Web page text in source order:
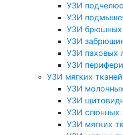
УЗИ
УЗИ
УЗИ брюшных
УЗИ
УЗИ паховых
УЗИ
УЗИ мягких тканей
УЗИ
УЗИ
УЗИ слюнных
УЗИ мягких